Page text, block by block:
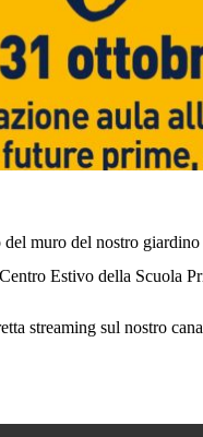
muro del nostro giardino
Estivo della Scuola
streaming sul nostro